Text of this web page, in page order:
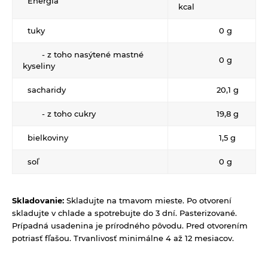
Zrná a semená
Pseudoobilniny
Zdravé maškrtenie
Čokolády, cukríky, lízatká
Dezertné krémy - Kolatch
Tyčinky, sušienky, oplátky
Doplnky stravy
Dr.Popov - bylinné kvapky
Dr.Popov - rôzne
Eterické oleje
Literatúra
Propagačný materiál
kcal
tuky 0 g
- z toho nasýtené mastné
kyseliny
0 g
sacharidy 20,1 g
- z toho cukry 19,8 g
bielkoviny 1,5 g
soľ 0 g
Skladovanie: Skladujte na tmavom mieste. Po otvorení
skladujte v chlade a spotrebujte do 3 dní. Pasterizované.
Prípadná usadenina je prírodného pôvodu. Pred otvorením
potriasť fľašou. Trvanlivosť minimálne 4 až 12 mesiacov.